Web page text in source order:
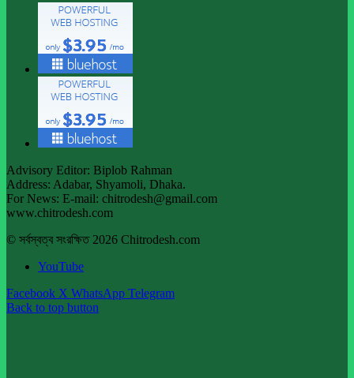
Advisory Editor: Biplob Rahman
Address: Adabar, Shyamoli, Dhaka.
For News: E-mail: chitrodesh@gmail.com
www.chitrodesh.com
© সর্বস্বত্ব সংরক্ষিত 2026 Chitrodesh.com
YouTube
Facebook X WhatsApp Telegram
Back to top button